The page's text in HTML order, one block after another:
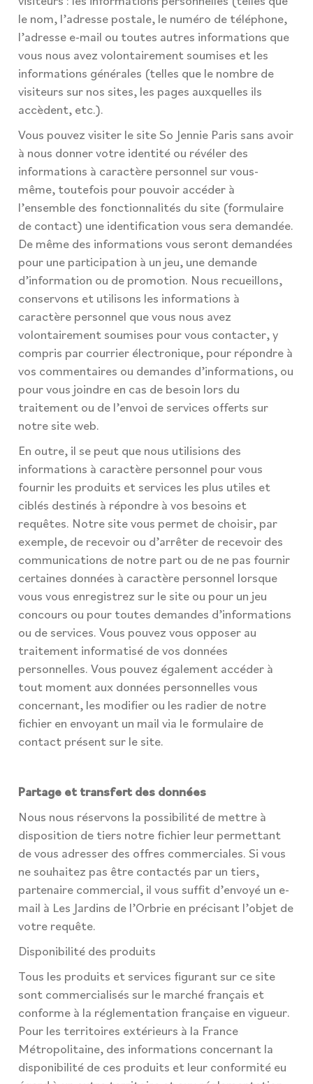
le nom, l’adresse postale, le numéro de téléphone,
l’adresse e-mail ou toutes autres informations que
vous nous avez volontairement soumises et les
informations générales (telles que le nombre de
visiteurs sur nos sites, les pages auxquelles ils
accèdent, etc.).
Vous pouvez visiter le site So Jennie Paris sans avoir
à nous donner votre identité ou révéler des
informations à caractère personnel sur vous-
même, toutefois pour pouvoir accéder à
l’ensemble des fonctionnalités du site (formulaire
de contact) une identification vous sera demandée.
De même des informations vous seront demandées
pour une participation à un jeu, une demande
d’information ou de promotion. Nous recueillons,
conservons et utilisons les informations à
caractère personnel que vous nous avez
volontairement soumises pour vous contacter, y
compris par courrier électronique, pour répondre à
vos commentaires ou demandes d’informations, ou
pour vous joindre en cas de besoin lors du
traitement ou de l’envoi de services offerts sur
notre site web.
En outre, il se peut que nous utilisions des
informations à caractère personnel pour vous
fournir les produits et services les plus utiles et
ciblés destinés à répondre à vos besoins et
requêtes. Notre site vous permet de choisir, par
exemple, de recevoir ou d’arrêter de recevoir des
communications de notre part ou de ne pas fournir
certaines données à caractère personnel lorsque
vous vous enregistrez sur le site ou pour un jeu
concours ou pour toutes demandes d’informations
ou de services. Vous pouvez vous opposer au
traitement informatisé de vos données
personnelles. Vous pouvez également accéder à
tout moment aux données personnelles vous
concernant, les modifier ou les radier de notre
fichier en envoyant un mail via le formulaire de
contact présent sur le site.
Partage et transfert des données
Nous nous réservons la possibilité de mettre à
disposition de tiers notre fichier leur permettant
de vous adresser des offres commerciales. Si vous
ne souhaitez pas être contactés par un tiers,
partenaire commercial, il vous suffit d’envoyé un e-
mail à Les Jardins de l’Orbrie en précisant l’objet de
votre requête.
Disponibilité des produits
Tous les produits et services figurant sur ce site
sont commercialisés sur le marché français et
conforme à la réglementation française en vigueur.
Pour les territoires extérieurs à la France
Métropolitaine, des informations concernant la
disponibilité de ces produits et leur conformité eu